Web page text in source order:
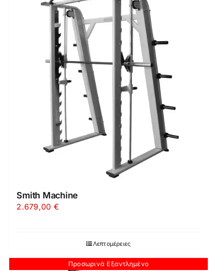
Smith Machine
2.679,00 €
Λεπτομέρειες
Προσωρινά Εξαντλημένο